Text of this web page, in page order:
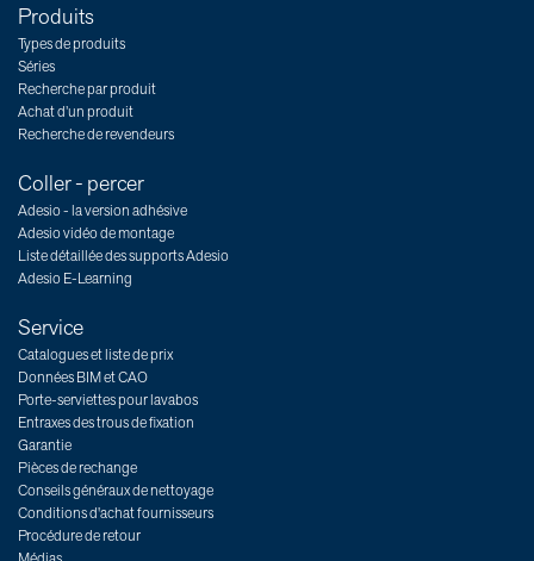
Produits
Types de produits
Séries
Recherche par produit
Achat d’un produit
Recherche de revendeurs
Coller - percer
Adesio - la version adhésive
Adesio vidéo de montage
Liste détaillée des supports Adesio
Adesio E-Learning
Service
Catalogues et liste de prix
Données BIM et CAO
Porte-serviettes pour lavabos
Entraxes des trous de fixation
Garantie
Pièces de rechange
Conseils généraux de nettoyage
Conditions d'achat fournisseurs
Procédure de retour